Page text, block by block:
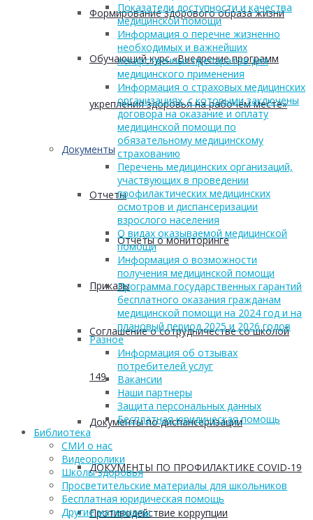
Формирование здорового образа жизни
Обучающий курс «Внедрение программ
укрепления здоровья на рабочем месте»
Документы
Отчеты
Отчеты о мониторинге
Приказы
Соглашение о сотрудничестве со школой
149
Документы по диспансеризации
ДОКУМЕНТЫ ПО ПРОФИЛАКТИКЕ COVID-19
Противодействие коррупции
Показатели доступности и качества
медицинской помощи
Информация о перечне жизненно
необходимых и важнейших
лекарственных препаратов для
медицинского применения
Информация о страховых медицинских
организациях, с которыми заключены
договора на оказание и оплату
медицинской помощи по
обязательному медицинскому
страхованию
Перечень медицинских организаций,
участвующих в проведении
профилактических медицинских
осмотров и диспансеризации
взрослого населения
О видах оказываемой медицинской
помощи
Информация о возможности
получения медицинской помощи
Программа государственных гарантий
бесплатного оказания гражданам
медицинской помощи на 2024 год и на
плановый период 2025 и 2026 годов
Разное
Информация об отзывах
потребителей услуг
Вакансии
Наши партнеры
Защита персональных данных
Бесплатная юридическая помощь
Библиотека
СМИ о нас
Видеоролики
Школы здоровья
Просветительские материалы для школьников
Бесплатная юридическая помощь
Другие материалы